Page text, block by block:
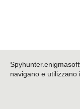
navigano e utilizzano